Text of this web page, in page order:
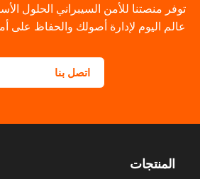
توفر منصتنا للأمن السيبراني الحلول
عالم اليوم لإدارة أصولك والحفاظ على
اتصل بنا
المنتجات